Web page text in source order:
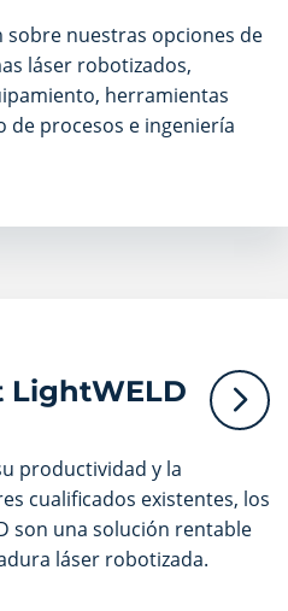
nuestras opciones de
láser robotizados,
herramientas
de procesos e ingeniería
LightWELD
productividad y la
cualificados existentes, los
son una solución rentable
láser robotizada.